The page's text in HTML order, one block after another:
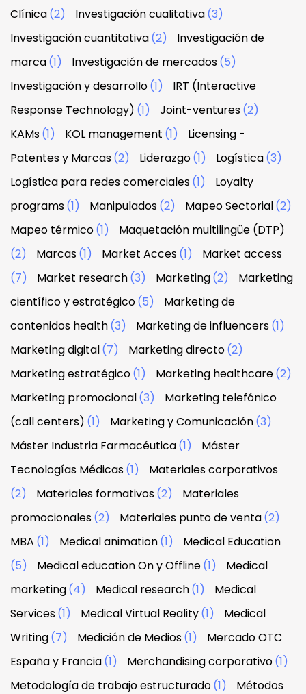
Clínica(2) Investigación cualitativa(3)
Investigación cuantitativa(2)
Investigación de
marca(1) Investigación de mercados(5)
Investigación y desarrollo(1)
IRT (Interactive
Response Technology) (1) Joint-ventures(2)
KAMs(1) KOL management (1)
Licensing -
Patentes y Marcas(2) Liderazgo(1) Logística(3)
Logística para redes comerciales(1)
Loyalty
programs(1) Manipulados(2) Mapeo Sectorial(2)
Mapeo térmico(1)
Maquetación multilingüe (DTP)
(2)
Marcas(1) Market Acces(1)
Market access
(7)
Market research(3) Marketing(2)
Marketing
científico y estratégico(5)
Marketing de
contenidos health(3) Marketing de influencers(1)
Marketing digital(7) Marketing directo(2)
Marketing estratégico(1) Marketing healthcare(2)
Marketing promocional(3)
Marketing telefónico
(call centers) (1) Marketing y Comunicación(3)
Máster Industria Farmacéutica(1)
Máster
Tecnologías Médicas(1)
Materiales corporativos
(2)
Materiales formativos(2)
Materiales
promocionales(2) Materiales punto de venta(2)
MBA (1) Medical animation(1)
Medical Education
(5)
Medical education On y Offline(1)
Medical
marketing(4) Medical research(1)
Medical
Services(1) Medical Virtual Reality(1)
Medical
Writing(7) Medición de Medios(1)
Mercado OTC
España y Francia(1) Merchandising corporativo(1)
Metodología de trabajo estructurado(1)
Métodos